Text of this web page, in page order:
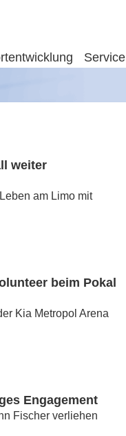
Service
weiter
am Limo mit
beim Pokal
Kia Metropol Arena
Engagement
Fischer verliehen